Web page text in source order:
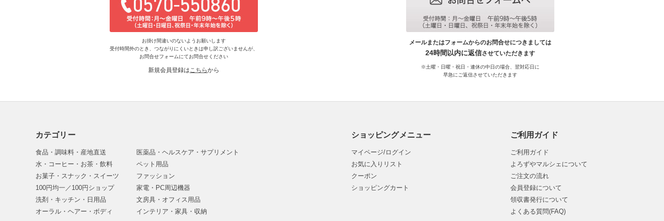
お掛け間違いのないようお願いします
受付時間外のとき、つながりにくいときは申し訳ございませんが、
お問合せフォームにてお問合せください
新規会員登録はこちらから
メールまたはフォームからのお問合せにつきましては
24時間以内に返信させていただきます
※土曜・日曜・祝日・連休の中日の場合、翌対応日に
早急にご返信させていただきます
カテゴリー
食品・調味料・産地直送
水・コーヒー・お茶・飲料
お菓子・スナック・スイーツ
100円均一／100円ショップ
洗剤・キッチン・日用品
オーラル・ヘアー・ボディ
医薬品・ヘルスケア・サプリメント
ペット用品
ファッション
家電・PC周辺機器
文房具・オフィス用品
インテリア・家具・収納
ショッピングメニュー
マイページ/ログイン
お気に入りリスト
クーポン
ショッピングカート
ご利用ガイド
ご利用ガイド
よろずやマルシェについて
ご注文の流れ
会員登録について
領収書発行について
よくある質問(FAQ)